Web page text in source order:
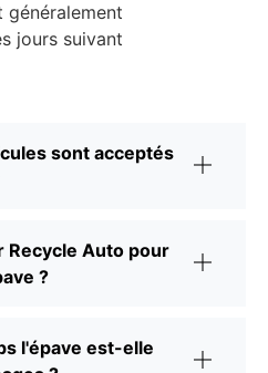
généralement
jours suivant
sont acceptés
Recycle Auto pour
?
l'épave est-elle